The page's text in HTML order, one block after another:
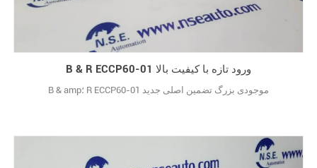
B & R ECCP60-01 ورود تازه با کیفیت بالا
B & amp؛ R ECCP60-01 موجودی بزرگ تضمین اصلی جدید